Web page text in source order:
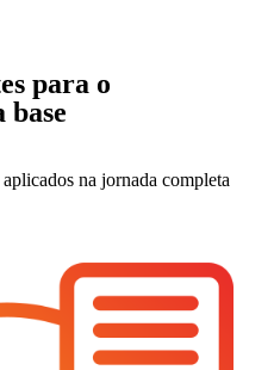
para o
base
na jornada completa